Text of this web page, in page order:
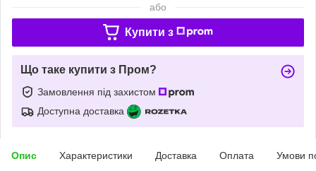
або
Купити з
Що таке купити з Пром?
Замовлення під захистом
Доступна доставка
Опис Характеристики Доставка Оплата Умови